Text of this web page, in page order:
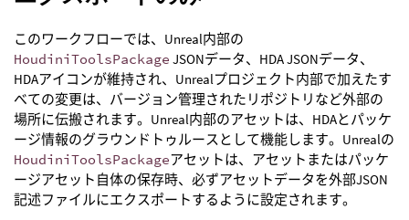
このワークフローでは、Unreal内部の
HoudiniToolsPackage JSONデータ、HDA JSONデータ、
HDAアイコンが維持され、Unrealプロジェクト内部で加えたす
べての変更は、バージョン管理されたリポジトリなど外部の
場所に伝搬されます。Unreal内部のアセットは、HDAとパッケ
ージ情報のグラウンドトゥルースとして機能します。Unrealの
HoudiniToolsPackageアセットは、アセットまたはパッケ
ージアセット自体の保存時、必ずアセットデータを外部JSON
記述ファイルにエクスポートするように設定されます。